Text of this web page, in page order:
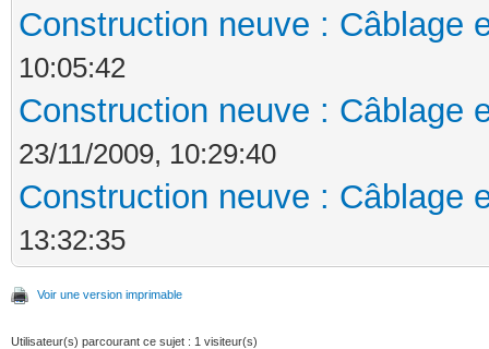
Construction neuve : Câblage
10:05:42
Construction neuve : Câblage
23/11/2009, 10:29:40
Construction neuve : Câblage
13:32:35
Voir une version imprimable
Utilisateur(s) parcourant ce sujet : 1 visiteur(s)